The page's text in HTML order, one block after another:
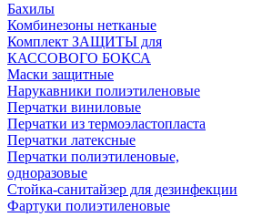
Бахилы
Комбинезоны нетканые
Комплект ЗАЩИТЫ для
КАССОВОГО БОКСА
Маски защитные
Нарукавники полиэтиленовые
Перчатки виниловые
Перчатки из термоэластопласта
Перчатки латексные
Перчатки полиэтиленовые,
одноразовые
Стойка-санитайзер для дезинфекции
Фартуки полиэтиленовые